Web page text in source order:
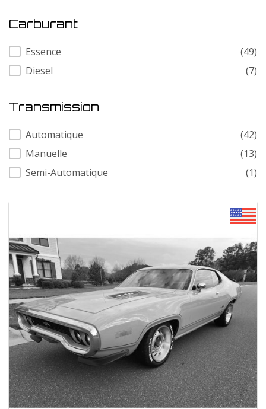
Carburant
Carburant
Essence
(49)
Diesel
(7)
Transmission
Transmission
Automatique
(42)
Manuelle
(13)
Semi-Automatique
(1)